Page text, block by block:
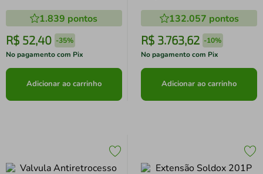
1.839 pontos
R$ 52,40 -35%
No pagamento com Pix
Adicionar ao carrinho
132.057 pontos
R$ 3.763,62 -10%
No pagamento com Pix
Adicionar ao carrinho